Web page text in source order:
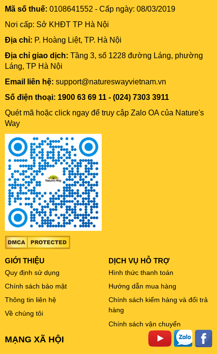
Mã số thuế: 0108641552 - Cấp ngày: 08/03/2019
Nơi cấp: Sở KHĐT TP Hà Nội
Địa chỉ: P. Hoàng Liệt, TP. Hà Nội
Địa chỉ giao dịch: Tầng 3, số 1228 đường Láng, phường
Láng, TP Hà Nội
Email liên hệ: support@natureswayvietnam.vn
Số điện thoại: 1900 63 69 11 - (024) 7303 3911
Quét mã hoặc click ngay để truy cập Zalo OA của Nature's
Way
GIỚI THIỆU
Quy định sử dụng
Chính sách bảo mật
Thông tin liên hệ
Về chúng tôi
DỊCH VỤ HỖ TRỢ
Hình thức thanh toán
Hướng dẫn mua hàng
Chính sách kiểm hàng và đổi trả
hàng
Chính sách vận chuyển
MẠNG XÃ HỘI